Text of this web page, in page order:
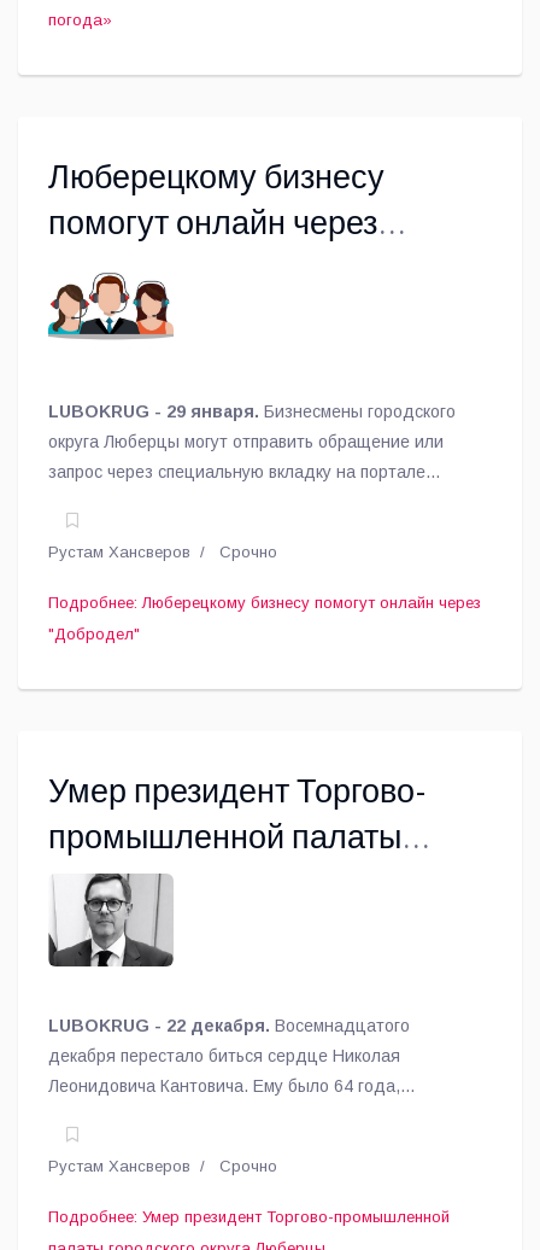
погода»
Люберецкому бизнесу
помогут онлайн через
"Добродел"
LUBOKRUG - 29 января. Бизнесмены городского
округа Люберцы могут отправить обращение или
запрос через специальную вкладку на портале
Рустам Хансверов Срочно
Подробнее: Люберецкому бизнесу помогут онлайн через
"Добродел"
Умер президент Торгово-
промышленной палаты
городского округа Люберцы
LUBOKRUG - 22 декабря. Восемнадцатого
декабря перестало биться сердце Николая
Леонидовича Кантовича. Ему было 64 года,
Рустам Хансверов Срочно
Подробнее: Умер президент Торгово-промышленной